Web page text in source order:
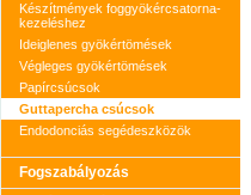
Készítmények foggyökércsatorna-
kezeléshez
Ideiglenes gyökértömések
Végleges gyökértömések
Papírcsúcsok
Guttapercha csúcsok
Endodonciás segédeszközök
Fogszabályozás